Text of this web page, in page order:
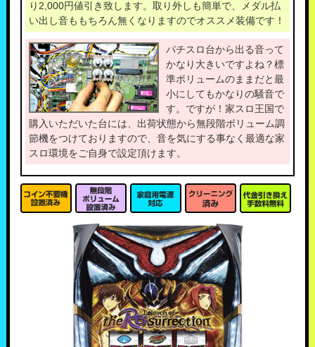
り2,000円値引き致します。取り外しも簡単で、メダル払
い出し音ももちろん無くなりますのでオススメ装備です！
パチスロ台から出る音って
かなり大きいですよね？標
準ボリュームのままだと最
小にしてもかなりの騒音で
す。ですが！家スロ王国で
購入いただいた台には、出荷状態から無段階ボリューム調
節機をつけておりますので、音を気にする事なく最適な家
スロ環境をご自身で設定頂けます。